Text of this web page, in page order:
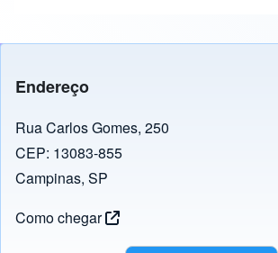
Endereço
Rua Carlos Gomes, 250
CEP: 13083-855
Campinas, SP
Como chegar